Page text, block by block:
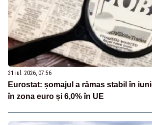
31 iul. 2026, 07:56
Eurostat: șomajul a rămas stabil în
în zona euro și 6,0% în UE